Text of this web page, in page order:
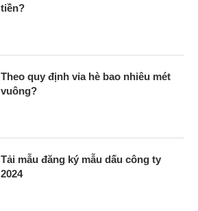
tiền?
Theo quy định vỉa hè bao nhiêu mét
vuông?
Tải mẫu đăng ký mẫu dấu công ty
2024